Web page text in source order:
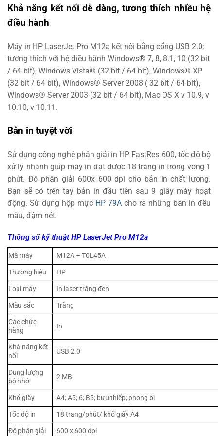
Khả năng kết nối dễ dàng, tương thích nhiều hệ
điều hành
Máy in HP LaserJet Pro M12a kết nối bằng cổng USB 2.0;
tương thích với hệ điều hành Windows® 7, 8, 8.1, 10 (32 bit
/ 64 bit), Windows Vista® (32 bit / 64 bit), Windows® XP
(32 bit / 64 bit), Windows® Server 2008 ( 32 bit / 64 bit),
Windows® Server 2003 (32 bit / 64 bit), Mac OS X v 10.9, v
10.10, v 10.11.
Bản in tuyệt vời
Sử dụng công nghệ phân giải in HP FastRes 600, tốc độ bộ
xử lý nhanh giúp máy in đạt được 18 trang in trong vòng 1
phút. Độ phân giải 600x 600 dpi cho bản in chất lượng.
Bạn sẽ có trên tay bản in đầu tiên sau 9 giây máy hoạt
động. Sử dụng hộp mực HP 79A cho ra những bản in đều
màu, đậm nét.
Thông số kỹ thuật HP LaserJet Pro M12a
Mã máy
M12A – T0L45A
Thương hiệu
HP
Loại máy
In laser trắng đen
Màu sắc
Trắng
Các chức
năng
In
Khả năng kết
nối
USB 2.0
Dung lượng
bộ nhớ
2 MB
Khổ giấy
A4; A5; 6; B5; bưu thiếp; phong bì
Tốc độ in
18 trang/phút/ khổ giấy A4
Độ phân giải
600 x 600 dpi